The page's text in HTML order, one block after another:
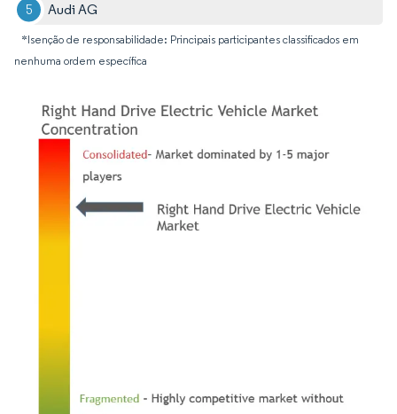
Audi AG
*Isenção de responsabilidade: Principais participantes classificados em
nenhuma ordem específica